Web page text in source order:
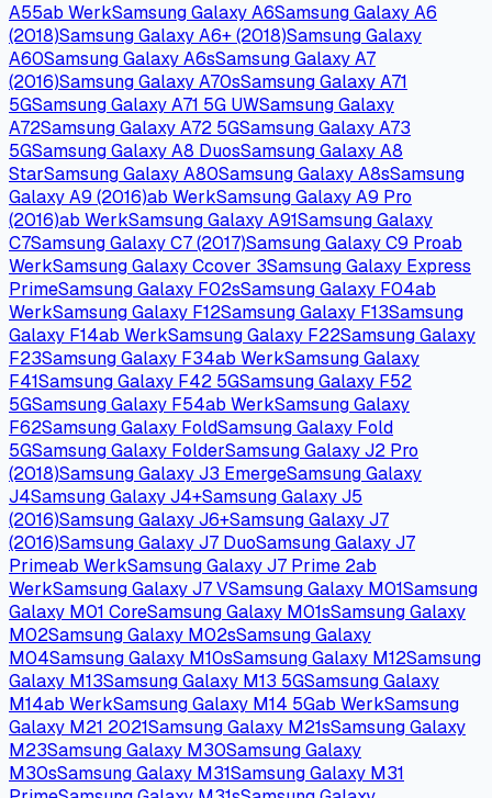
Ist die SD-Karte langsam oder beschädigt, kann das
Speichern von Fotos und Videos verzögert wirken oder
fehlschlagen. In diesem Fall ist ein Wechsel zurück auf
internen Speicher sinnvoller als das Ändern weiterer
Kameraeinstellungen.
Beim Entfernen der SD-Karte greift die Kamera
automatisch wieder auf den internen Speicher zurück,
sodass keine Aufnahmen verloren gehen.
Häufige Fragen
Warum steht die Option ‚Speicherort‘ in der Kamera-App nicht zur
Auswahl?
Die Auswahl erscheint nur, wenn eine SD-Karte eingelegt
und korrekt formatiert ist. Prüfe unter den Speicher-
Einstellungen des Geräts, ob die Karte erkannt wird.
Werden auch Screenshots und heruntergeladene Bilder auf die SD-
Karte verschoben?
Kann ich bereits vorhandene Fotos nachträglich auf die SD-Karte
verschieben?
Was passiert, wenn ich die SD-Karte nach der Umstellung entferne?
Kompatible Geräte
Tippe dein Gerät an — zur Geräte-Seite mit passenden
Anleitungen.
Android 13 · One UI 5